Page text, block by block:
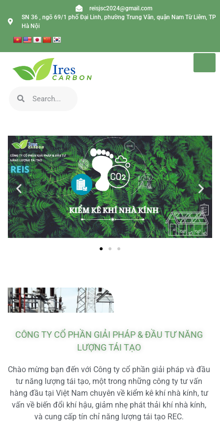
reisjsc2024@gmail.com
SN 36 , ngõ 69/1 phố Đại Linh, phường Trung Văn, quận Nam Từ Liêm, TP
Hà Nội
CÔNG TY CỔ PHẦN GIẢI PHÁP & ĐẦU TƯ NĂNG
LƯỢNG TÁI TẠO
Chào mừng bạn đến với Công ty cổ phần giải pháp và đầu
tư năng lượng tái tạo, một trong những công ty tư vấn
hàng đầu tại Việt Nam chuyên về kiểm kê khí nhà kính, tư
vấn về biến đổi khí hậu, giảm nhẹ phát thải khí nhà kính,
và cung cấp tín chỉ năng lượng tái tạo REC.